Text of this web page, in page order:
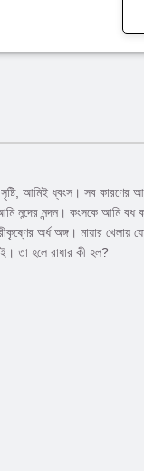
আমিই ধ্বংস। সব কারণের
নন্দন। কংসকে আমি বধ করব।
অর্ধ অঙ্গ। মায়ার
তা হলে রাধার কী হল?